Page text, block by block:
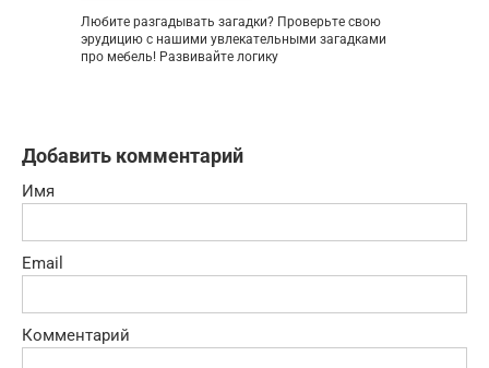
Любите разгадывать загадки? Проверьте свою
эрудицию с нашими увлекательными загадками
про мебель! Развивайте логику
Добавить комментарий
Имя
Email
Комментарий